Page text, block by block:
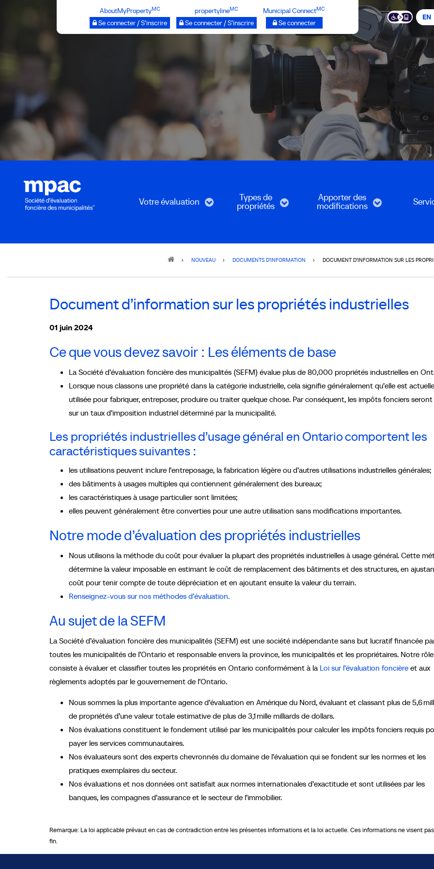
AboutMyPropertyMC
Se connecter / S’inscrire
propertylineMC
Se connecter / S’inscrire
Municipal ConnectMC
Se connecter
EN
Votre évaluation Types de
propriétés
Apporter des
modifications
NOUVEAU DOCUMENTS D’INFORMATION DOCUMENT D’INFORMATION SUR LES
Document d’information sur les propriétés industrielles
01 juin 2024
Ce que vous devez savoir : Les éléments de base
La Société d’évaluation foncière des municipalités (SEFM) évalue plus de 80,000 propriétés industrielles en
Lorsque nous classons une propriété dans la catégorie industrielle, cela signifie généralement qu’elle est
utilisée pour fabriquer, entreposer, produire ou traiter quelque chose. Par conséquent, les impôts fonciers seront
sur un taux d’imposition industriel déterminé par la municipalité.
Les propriétés industrielles d’usage général en Ontario comportent les
caractéristiques suivantes :
les utilisations peuvent inclure l’entreposage, la fabrication légère ou d’autres utilisations industrielles générales;
des bâtiments à usages multiples qui contiennent généralement des bureaux;
les caractéristiques à usage particulier sont limitées;
elles peuvent généralement être converties pour une autre utilisation sans modifications importantes.
Notre mode d’évaluation des propriétés industrielles
Nous utilisons la méthode du coût pour évaluer la plupart des propriétés industrielles à usage général. Cette
détermine la valeur imposable en estimant le coût de remplacement des bâtiments et des structures, en
coût pour tenir compte de toute dépréciation et en ajoutant ensuite la valeur du terrain.
Renseignez-vous sur nos méthodes d’évaluation.
Au sujet de la SEFM
La Société d’évaluation foncière des municipalités (SEFM) est une société indépendante sans but lucratif financée
toutes les municipalités de l’Ontario et responsable envers la province, les municipalités et les propriétaires. Notre rôle
consiste à évaluer et classifier toutes les propriétés en Ontario conformément à la Loi sur l’évaluation foncière et aux
règlements adoptés par le gouvernement de l’Ontario.
Nous sommes la plus importante agence d’évaluation en Amérique du Nord, évaluant et classant plus de 5,6
de propriétés d’une valeur totale estimative de plus de 3,1 mille milliards de dollars.
Nos évaluations constituent le fondement utilisé par les municipalités pour calculer les impôts fonciers requis
payer les services communautaires.
Nos évaluateurs sont des experts chevronnés du domaine de l’évaluation qui se fondent sur les normes et les
pratiques exemplaires du secteur.
Nos évaluations et nos données ont satisfait aux normes internationales d’exactitude et sont utilisées par les
banques, les compagnes d’assurance et le secteur de l’immobilier.
Remarque: La loi applicable prévaut en cas de contradiction entre les présentes informations et la loi actuelle. Ces informations ne visent
fin.